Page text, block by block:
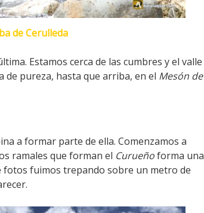
de Cerulleda
Estamos cerca de las cumbres y el valle
de pureza, hasta que arriba, en el Mesón de
a formar parte de ella. Comenzamos a
ramales que forman el Curueñoforma una
fotos fuimos trepando sobre un metro de